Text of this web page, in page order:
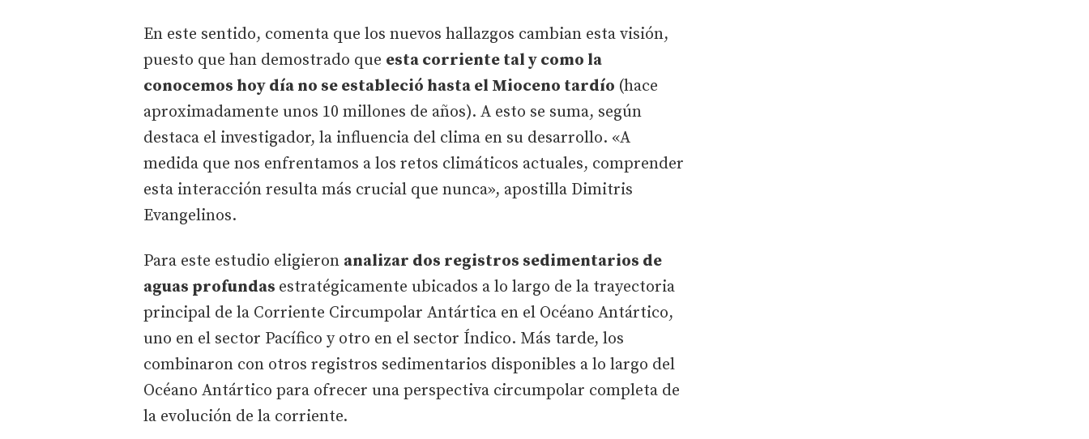
En este sentido, comenta que los nuevos hallazgos cambian esta visión,
puesto que han demostrado que esta corriente tal y como la
conocemos hoy día no se estableció hasta el Mioceno tardío (hace
aproximadamente unos 10 millones de años). A esto se suma, según
destaca el investigador, la influencia del clima en su desarrollo. «A
medida que nos enfrentamos a los retos climáticos actuales, comprender
esta interacción resulta más crucial que nunca», apostilla Dimitris
Evangelinos.
Para este estudio eligieron analizar dos registros sedimentarios de
aguas profundas estratégicamente ubicados a lo largo de la trayectoria
principal de la Corriente Circumpolar Antártica en el Océano Antártico,
uno en el sector Pacífico y otro en el sector Índico. Más tarde, los
combinaron con otros registros sedimentarios disponibles a lo largo del
Océano Antártico para ofrecer una perspectiva circumpolar completa de
la evolución de la corriente.